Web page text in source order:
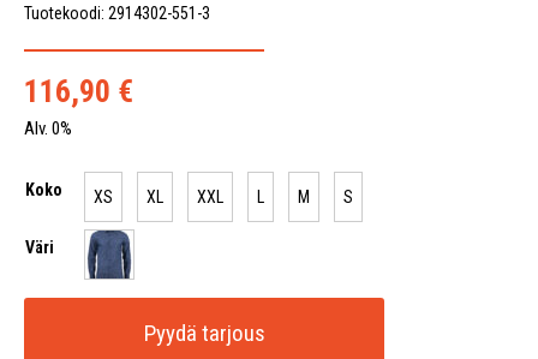
Tuotekoodi: 2914302-551-3
116,90 €
Alv. 0%
Koko XS XL XXL L M S
Väri
Pyydä tarjous